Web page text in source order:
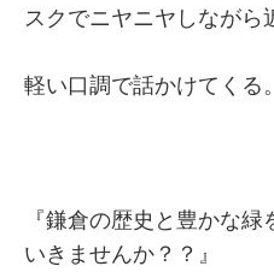
スクでニヤニヤしながら
軽い口調で話かけてくる。
『鎌倉の歴史と豊かな
いきませんか？？』